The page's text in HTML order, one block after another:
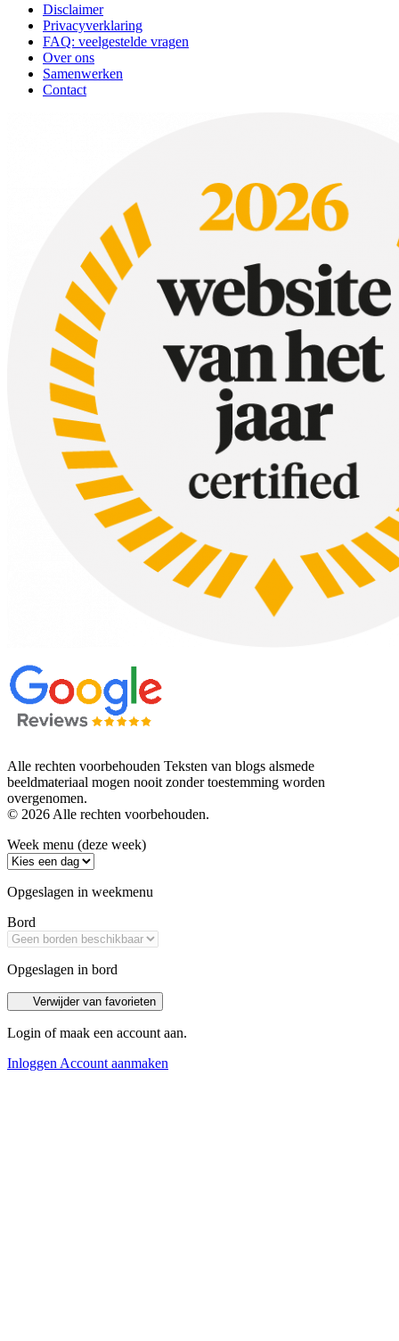
Disclaimer
Privacyverklaring
FAQ: veelgestelde vragen
Over ons
Samenwerken
Contact
Alle rechten voorbehouden Teksten van blogs alsmede
beeldmateriaal mogen nooit zonder toestemming worden
overgenomen.
© 2026 Alle rechten voorbehouden.
Week menu (deze week)
Opgeslagen in weekmenu
Bord
Opgeslagen in bord
Verwijder van favorieten
Login of maak een account aan.
Inloggen Account aanmaken